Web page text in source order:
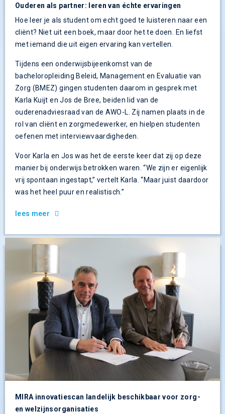
Ouderen als partner: leren van échte ervaringen
Hoe leer je als student om echt goed te luisteren naar een
cliënt? Niet uit een boek, maar door het te doen. En liefst
met iemand die uit eigen ervaring kan vertellen.
Tijdens een onderwijsbijeenkomst van de
bacheloropleiding Beleid, Management en Evaluatie van
Zorg (BMEZ) gingen studenten daarom in gesprek met
Karla Kuijt en Jos de Bree, beiden lid van de
ouderenadviesraad van de AWO-L. Zij namen plaats in de
rol van cliënt en zorgmedewerker, en hielpen studenten
oefenen met interviewvaardigheden.
Voor Karla en Jos was het de eerste keer dat zij op deze
manier bij onderwijs betrokken waren. “We zijn er eigenlijk
vrij spontaan ingestapt,” vertelt Karla. “Maar juist daardoor
was het heel puur en realistisch.”
lees meer
MIRA innovatiescan landelijk beschikbaar voor zorg-
en welzijnsorganisaties